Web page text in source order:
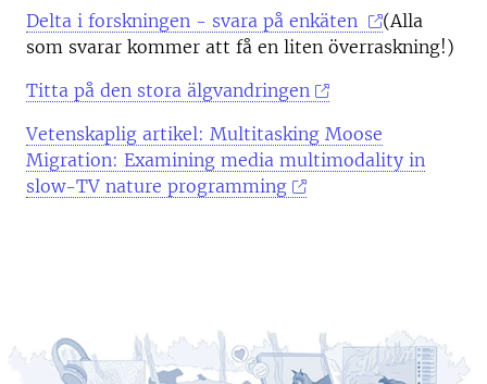
Delta i forskningen - svara på enkäten
(Alla
som svarar kommer att få en liten överraskning!)
Titta på den stora älgvandringen
Vetenskaplig artikel: Multitasking Moose
Migration: Examining media multimodality in
slow-TV nature programming